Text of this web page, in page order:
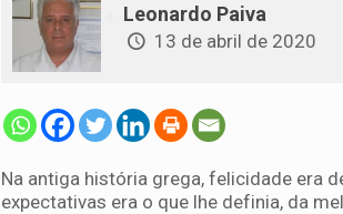
Leonardo Paiva
13 de abril de 2020
Na antiga história grega, felicidade era
expectativas era o que lhe definia, da